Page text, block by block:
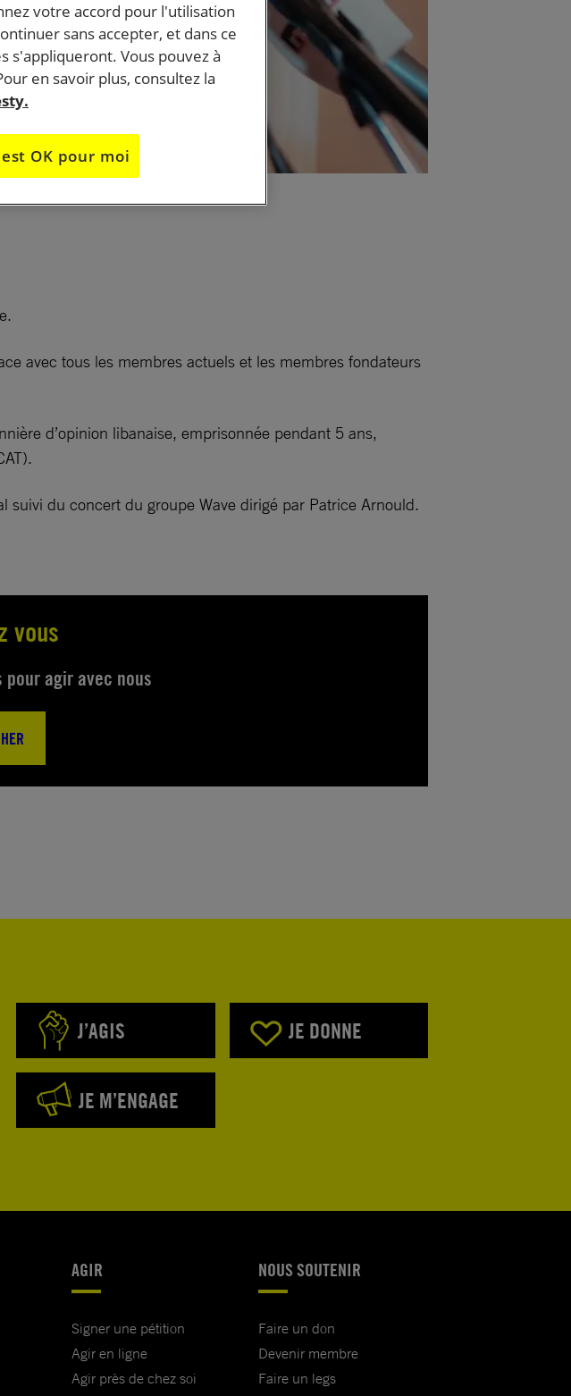
avec tous les membres actuels et les membres fondateurs
d’opinion libanaise, emprisonnée pendant 5 ans,
du concert du groupe Wave dirigé par Patrice Arnould.
vous
pour agir avec nous
J’AGIS JE DONNE
JE M’ENGAGE
AGIR
Signer une pétition
Agir en ligne
Agir près de chez soi
NOUS SOUTENIR
Faire un don
Devenir membre
Faire un legs
votre accord pour l'utilisation
sans accepter, et dans ce
s'appliqueront. Vous pouvez à
en savoir plus, consultez la
OK pour moi